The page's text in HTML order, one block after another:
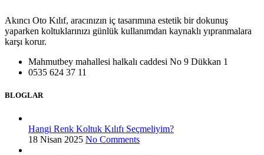
Akıncı Oto Kılıf, aracınızın iç tasarımına estetik bir dokunuş
yaparken koltuklarınızı günlük kullanımdan kaynaklı yıpranmalara
karşı korur.
Mahmutbey mahallesi halkalı caddesi No 9 Dükkan 1
0535 624 37 11
BLOGLAR
Hangi Renk Koltuk Kılıfı Seçmeliyim?
18 Nisan 2025 No Comments